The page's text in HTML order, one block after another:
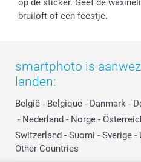
Investor Relations
Partnerships
op de sticker. Geef de
bruiloft of een feestje.
smartphoto is
landen:
België - Belgique - Danmark -
- Nederland - Norge -
Switzerland - Suomi - Sverige -
Other Countries